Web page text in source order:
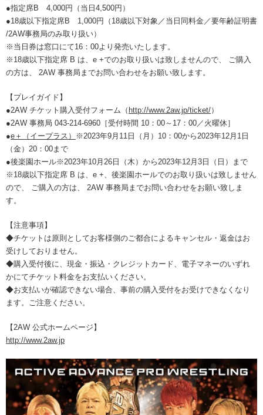
●指定席B 4,000円（当日4,500円）
●18歳以下指定席B 1,000円（18歳以下対象／当日同料金／要年齢証明書
/2AW事務局のみ取り扱い）
※当日券は窓口にて16：00より発売いたします。
※18歳以下指定席 B は、e +でのお取り扱いは致しませんので、 ご購入
の方は、 2AW 事務局までお問い合わせをお願い致します。
【プレイガイド】
●2AW チケット購入受付フォーム（ http://www.2aw.jp/ticket/）
●2AW 事務局 043-214-6960［受付時間 10：00～17：00／火曜休］
●e＋（イープラス）
※2023年9月11日（月）10：00から2023年12月1日
（金）20：00まで
●後楽園ホール※2023年10月26日（木）から2023年12月3日（日）まで
※18歳以下指定席 B は、e +、後楽園ホールでのお取り扱いは致しません
ので、 ご購入の方は、 2AW 事務局までお問い合わせをお願い致しま
す。
【注意事項】
◆チケットは原則としてお客様側のご都合によるキャンセル・返金はお
受けしておりません。
◆購入受付後に、現金・振込・クレジットカード、電子マネーのいずれ
かにてチケット料金をお支払いください。
◆お支払いが確認できない場合、事前の購入受付をお受けできなくなり
ます。ご注意ください。
【2AW 公式ホームページ】
http://www.2aw.jp